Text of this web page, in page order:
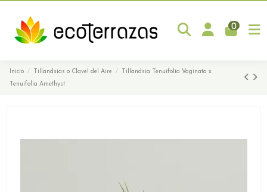
0
Inicio Tillandsias o Clavel del Aire
Tillandsia Tenuifolia Vaginata x
Tenuifolia Amethyst